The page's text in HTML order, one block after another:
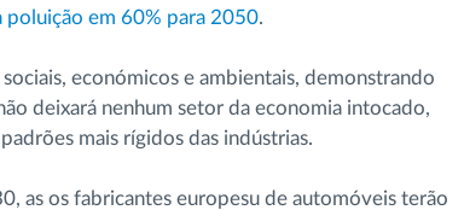
poluição em 60% para 2050.
económicos e ambientais, demonstrando
deixará nenhum setor da economia intocado,
mais rígidos das indústrias.
as os fabricantes europesu de automóveis terão